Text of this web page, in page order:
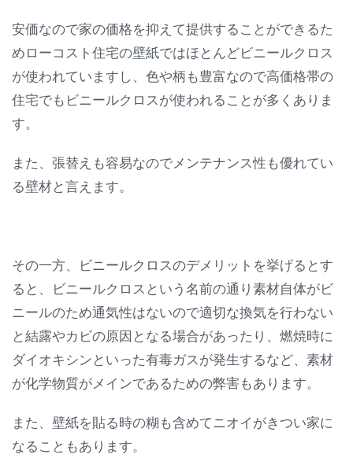
安価なので家の価格を抑えて提供することができるた
めローコスト住宅の壁紙ではほとんどビニールクロス
が使われていますし、色や柄も豊富なので高価格帯の
住宅でもビニールクロスが使われることが多くありま
す。
また、張替えも容易なのでメンテナンス性も優れてい
る壁材と言えます。
その一方、ビニールクロスのデメリットを挙げるとす
ると、ビニールクロスという名前の通り素材自体がビ
ニールのため通気性はないので適切な換気を行わない
と結露やカビの原因となる場合があったり、燃焼時に
ダイオキシンといった有毒ガスが発生するなど、素材
が化学物質がメインであるための弊害もあります。
また、壁紙を貼る時の糊も含めてニオイがきつい家に
なることもあります。